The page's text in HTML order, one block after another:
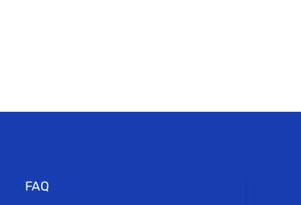
FAQ